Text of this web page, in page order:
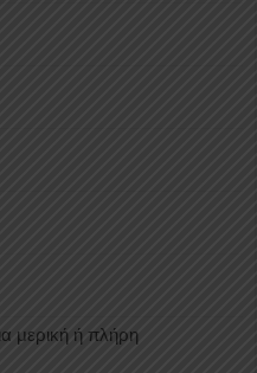
μερική ή πλήρη